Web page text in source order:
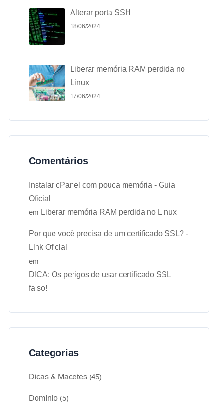
Alterar porta SSH
18/06/2024
Liberar memória RAM perdida no
Linux
17/06/2024
Comentários
Instalar cPanel com pouca memória - Guia
Oficial
em Liberar memória RAM perdida no Linux
Por que você precisa de um certificado SSL? -
Link Oficial
em
DICA: Os perigos de usar certificado SSL
falso!
Categorias
Dicas & Macetes (45)
Domínio (5)